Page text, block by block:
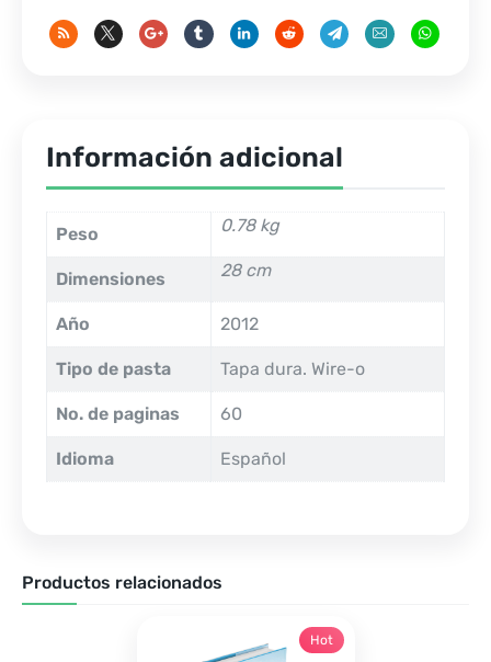
Información adicional
Peso 0.78 kg
Dimensiones 28 cm
Año 2012
Tipo de pasta Tapa dura. Wire-o
No. de paginas 60
Idioma Español
Productos relacionados
Hot